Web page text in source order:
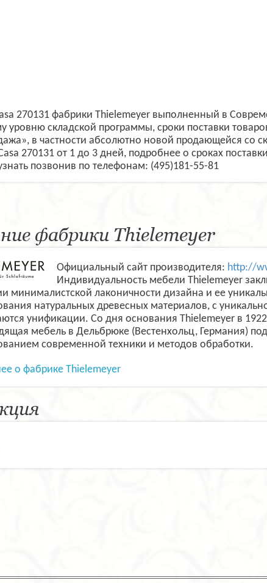
270131 фабрики Thielemeyer выполненный в
уровню складской программы, сроки поставки
в частности абсолютно новой продающейся со
270131 от 1 до 3 дней, подробнее о сроках
позвонив по телефонам: (495)181-55-81
фабрики Thielemeyer
Официальный сайт производителя: http://
Индивидуальность мебели Thielemeyer
минималистской лаконичности дизайна и ее
натуральных древесных материалов, с
унификации. Со дня основания Thielemeyer в
мебель в Дельбрюке (Вестенхольц, Германия)
современной техники и методов обработки.
о фабрике Thielemeyer